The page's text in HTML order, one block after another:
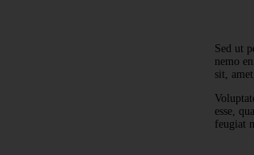
Sed ut
nemo
sit,
esse,
feugiat